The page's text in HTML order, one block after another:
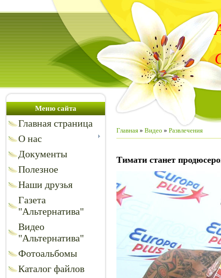
Меню сайта
Главная страница
О нас
Документы
Полезное
Наши друзья
Газета
"Альтернатива"
Видео
"Альтернатива"
Фотоальбомы
Каталог файлов
Главная » Видео » Развлечения
Тимати станет